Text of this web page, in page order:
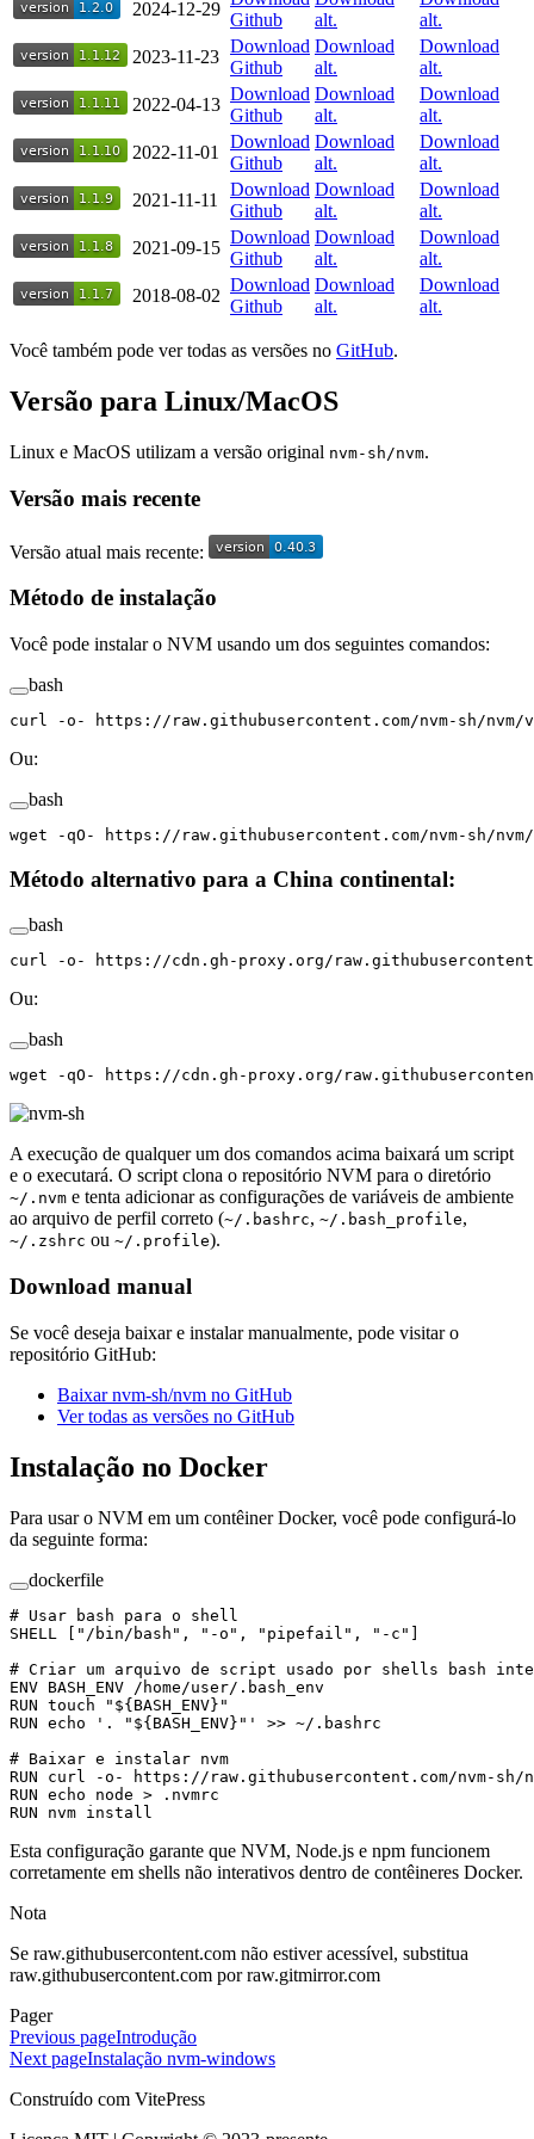
2024-12-29
Github
alt.
alt.
2023-11-23
Download
Github
Download
alt.
Download
alt.
2022-04-13
Download
Github
Download
alt.
Download
alt.
2022-11-01
Download
Github
Download
alt.
Download
alt.
2021-11-11
Download
Github
Download
alt.
Download
alt.
2021-09-15
Download
Github
Download
alt.
Download
alt.
2018-08-02
Download
Github
Download
alt.
Download
alt.
Você também pode ver todas as versões no GitHub.
Versão para Linux/MacOS
Linux e MacOS utilizam a versão original nvm-sh/nvm.
Versão mais recente
Versão atual mais recente:
Método de instalação
Você pode instalar o NVM usando um dos seguintes comandos:
bash
curl -o- https://raw.githubusercontent.com/nvm-sh/
Ou:
bash
wget -qO- https://raw.githubusercontent.com/nvm-sh/
Método alternativo para a China continental:
bash
curl -o- https://cdn.gh-proxy.org/
Ou:
bash
wget -qO- https://cdn.gh-proxy.org/
A execução de qualquer um dos comandos acima baixará um script
e o executará. O script clona o repositório NVM para o diretório
~/.nvm e tenta adicionar as configurações de variáveis de ambiente
ao arquivo de perfil correto (~/.bashrc, ~/.bash_profile,
~/.zshrc ou ~/.profile).
Download manual
Se você deseja baixar e instalar manualmente, pode visitar o
repositório GitHub:
Baixar nvm-sh/nvm no GitHub
Ver todas as versões no GitHub
Instalação no Docker
Para usar o NVM em um contêiner Docker, você pode configurá-lo
da seguinte forma:
dockerfile
# Usar bash para o shell
SHELL
[ "/bin/bash" , "-o" , "pipefail" , "-c" ]
# Criar um arquivo de script usado por shells bash
ENV BASH_ENV /home/user/.bash_env
RUN touch
"${BASH_ENV}"
RUN echo '. "${BASH_ENV}"'
>> ~/.bashrc
# Baixar e instalar nvm
RUN curl -o- https://raw.githubusercontent.com/nvm-sh/
RUN echo node > .nvmrc
RUN nvm install
Esta configuração garante que NVM, Node.js e npm funcionem
corretamente em shells não interativos dentro de contêineres Docker.
Nota
Se raw.githubusercontent.com não estiver acessível, substitua
raw.githubusercontent.com por raw.gitmirror.com
Pager
Previous pageIntrodução
Next pageInstalação nvm-windows
Construído com VitePress